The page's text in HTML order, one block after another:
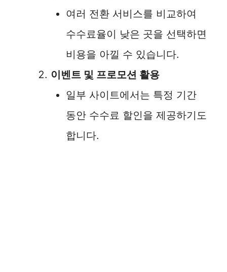
여러 전환 서비스를 비교하여
수수료율이 낮은 곳을 선택하면
비용을 아낄 수 있습니다.
이벤트 및 프로모션 활용
일부 사이트에서는 특정 기간
동안 수수료 할인을 제공하기도
합니다.